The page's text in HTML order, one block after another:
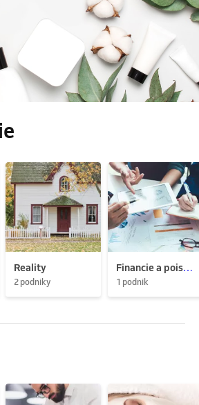
Reality
2 podniky
Financie a poistenie
1 podnik